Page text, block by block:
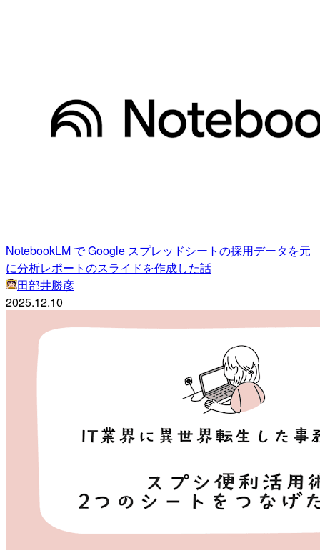
NotebookLM で Google スプレッドシートの採用データを元
に分析レポートのスライドを作成した話
田部井勝彦
2025.12.10